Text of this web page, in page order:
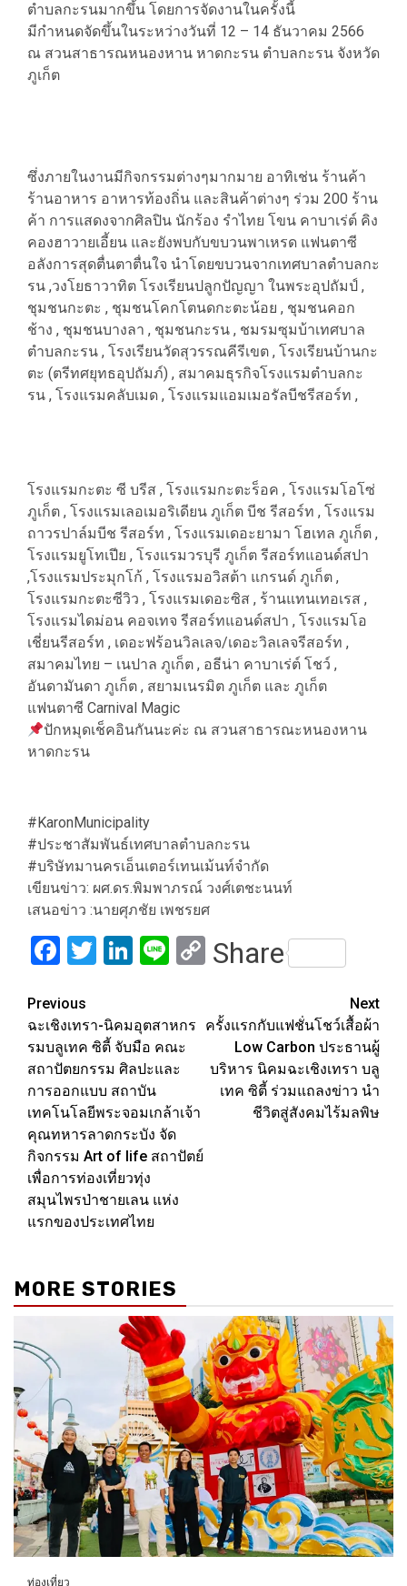
ตำบลกะรนมากขึ้น โดยการจัดงานในครั้งนี้
มีกำหนดจัดขึ้นในระหว่างวันที่ 12 – 14 ธันวาคม 2566
ณ สวนสาธารณหนองหาน หาดกะรน ตำบลกะรน จังหวัด
ภูเก็ต
ซึ่งภายในงานมีกิจกรรมต่างๆมากมาย อาทิเช่น ร้านค้า
ร้านอาหาร อาหารท้องถิ่น และสินค้าต่างๆ ร่วม 200 ร้าน
ค้า การแสดงจากศิลปิน นักร้อง รำไทย โขน คาบาเร่ต์ คิง
คองฮาวายเอี้ยน และยังพบกับขบวนพาเหรด แฟนตาซี
อลังการสุดตื่นตาตื่นใจ นำโดยขบวนจากเทศบาลตำบลกะ
รน ,วงโยธาวาทิต โรงเรียนปลูกปัญญา ในพระอุปถัมป์ ,
ชุมชนกะตะ , ชุมชนโคกโตนดกะตะน้อย , ชุมชนคอก
ช้าง , ชุมชนบางลา , ชุมชนกะรน , ชมรมซุมบ้าเทศบาล
ตำบลกะรน , โรงเรียนวัดสุวรรณคีรีเขต , โรงเรียนบ้านกะ
ตะ (ตรีทศยุทธอุปถัมภ์) , สมาคมธุรกิจโรงแรมตำบลกะ
รน , โรงแรมคลับเมด , โรงแรมแอมเมอรัลบีชรีสอร์ท ,
โรงแรมกะตะ ซี บรีส , โรงแรมกะตะร็อค , โรงแรมโอโซ่
ภูเก็ต , โรงแรมเลอเมอริเดียน ภูเก็ต บีช รีสอร์ท , โรงแรม
ถาวรปาล์มบีช รีสอร์ท , โรงแรมเดอะยามา โฮเทล ภูเก็ต ,
โรงแรมยูโทเปีย , โรงแรมวรบุรี ภูเก็ต รีสอร์ทแอนด์สปา
,โรงแรมประมุกโก้ , โรงแรมอวิสต้า แกรนด์ ภูเก็ต ,
โรงแรมกะตะซีวิว , โรงแรมเดอะซิส , ร้านแทนเทอเรส ,
โรงแรมไดม่อน คอจเทจ รีสอร์ทแอนด์สปา , โรงแรมโอ
เชี่ยนรีสอร์ท , เดอะฟร้อนวิลเลจ/เดอะวิลเลจรีสอร์ท ,
สมาคมไทย – เนปาล ภูเก็ต , อธีน่า คาบาเร่ต์ โชว์ ,
อันดามันดา ภูเก็ต , สยามเนรมิต ภูเก็ต และ ภูเก็ต
แฟนตาซี Carnival Magic
ปักหมุดเช็คอินกันนะค่ะ ณ สวนสาธารณะหนองหาน
หาดกะรน
#KaronMunicipality
#ประชาสัมพันธ์เทศบาลตำบลกะรน
#บริษัทมานครเอ็นเตอร์เทนเม้นท์จำกัด
เขียนข่าว: ผศ.ดร.พิมพาภรณ์ วงศ์เตชะนนท์
เสนอข่าว :นายศุภชัย เพชรยศ
Facebook
Twitter
LinkedIn
LineCopy
Share
Post
navigation
Previous
ฉะเชิงเทรา-นิคมอุตสาหกร
รมบลูเทค ซิตี้ จับมือ คณะ
สถาปัตยกรรม ศิลปะและ
การออกแบบ สถาบัน
เทคโนโลยีพระจอมเกล้าเจ้า
คุณทหารลาดกระบัง จัด
กิจกรรม Art of life สถาปัตย์
เพื่อการท่องเที่ยวทุ่ง
สมุนไพรป่าชายเลน แห่ง
แรกของประเทศไทย
Next
ครั้งแรกกับแฟชั่นโชว์เสื้อผ้า
Low Carbon ประธานผู้
บริหาร นิคมฉะเชิงเทรา บลู
เทค ซิตี้ ร่วมแถลงข่าว นำ
ชีวิตสู่สังคมไร้มลพิษ
MORE STORIES
ท่องเที่ยว